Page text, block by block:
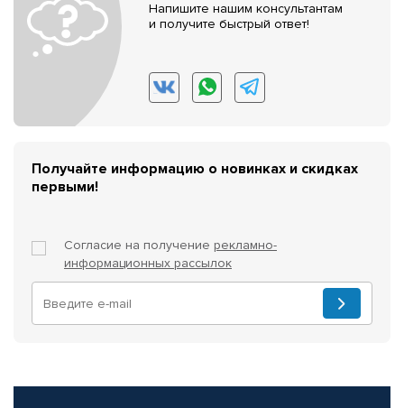
Напишите нашим консультантам
и получите быстрый ответ!
Получайте информацию о новинках и скидках
первыми!
Согласие на получение рекламно-
информационных рассылок